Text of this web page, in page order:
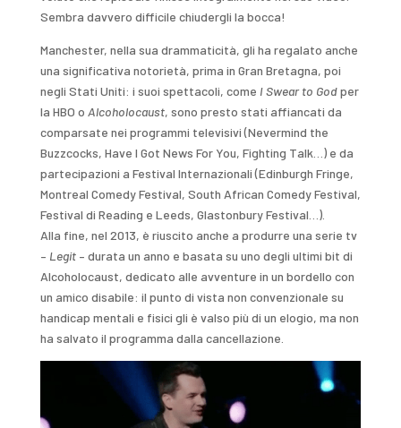
Sembra davvero difficile chiudergli la bocca!
Manchester, nella sua drammaticità, gli ha regalato anche
una significativa notorietà, prima in Gran Bretagna, poi
negli Stati Uniti: i suoi spettacoli, come I Swear to Godper
la HBO o Alcoholocaust, sono presto stati affiancati da
comparsate nei programmi televisivi (Nevermind the
Buzzcocks, Have I Got News For You, Fighting Talk…) e da
partecipazioni a Festival Internazionali (Edinburgh Fringe,
Montreal Comedy Festival, South African Comedy Festival,
Festival di Reading e Leeds, Glastonbury Festival…).
Alla fine, nel 2013, è riuscito anche a produrre una serie tv
– Legit– durata un anno e basata su uno degli ultimi bit di
Alcoholocaust, dedicato alle avventure in un bordello con
un amico disabile: il punto di vista non convenzionale su
handicap mentali e fisici gli è valso più di un elogio, ma non
ha salvato il programma dalla cancellazione.